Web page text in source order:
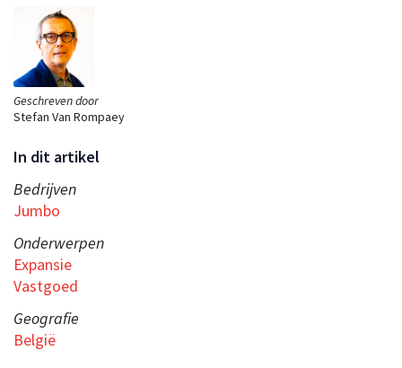
Geschreven door
Stefan Van Rompaey
In dit artikel
Bedrijven
Jumbo
Onderwerpen
Expansie
Vastgoed
Geografie
België